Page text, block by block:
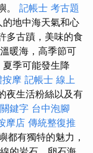
。 記帳士 考古題
地中海天氣和心
多古蹟，美味的食
暖海，高季節可
季可能發生降
按摩 記帳士 線上
夜生活粉絲以及有
鍵字 台中泡腳
摩店 傳統整復推
都有獨特的魅力，